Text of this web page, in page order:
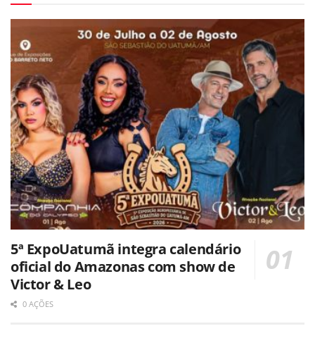
5ª ExpoUatumã integra calendário
oficial do Amazonas com show de
Victor & Leo
0 AÇÕES